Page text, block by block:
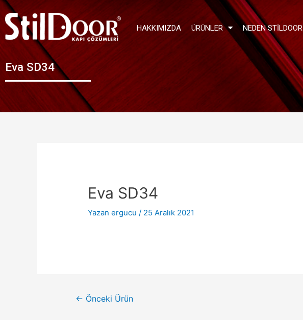
HAKKIMIZDA ÜRÜNLER NEDEN STILDOOR
Eva SD34
Eva SD34
Yazan ergucu / 25 Aralık 2021
← Önceki Ürün